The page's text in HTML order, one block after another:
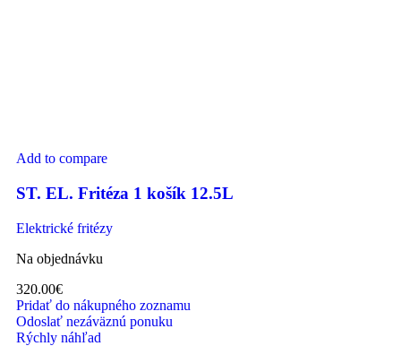
Add to compare
ST. EL. Fritéza 1 košík 12.5L
Elektrické fritézy
Na objednávku
320.00€
Pridať do nákupného zoznamu
Odoslať nezáväznú ponuku
Rýchly náhľad